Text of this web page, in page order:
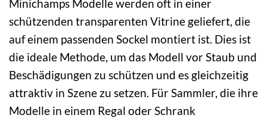
Minichamps Modelle werden oft in einer
schützenden transparenten Vitrine geliefert, die
auf einem passenden Sockel montiert ist. Dies ist
die ideale Methode, um das Modell vor Staub und
Beschädigungen zu schützen und es gleichzeitig
attraktiv in Szene zu setzen. Für Sammler, die ihre
Modelle in einem Regal oder Schrank